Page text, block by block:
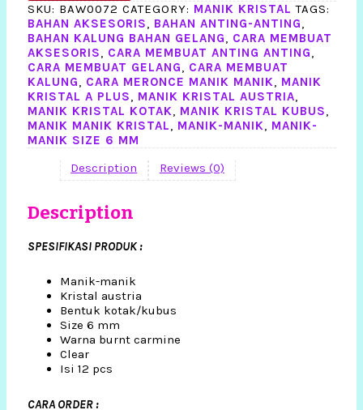
SKU: BAW0072 CATEGORY: MANIK KRISTAL TAGS:
BAHAN AKSESORIS, BAHAN ANTING-ANTING,
BAHAN KALUNG BAHAN GELANG, CARA MEMBUAT
AKSESORIS, CARA MEMBUAT ANTING ANTING,
CARA MEMBUAT GELANG, CARA MEMBUAT
KALUNG, CARA MERONCE MANIK MANIK, MANIK
KRISTAL A PLUS, MANIK KRISTAL AUSTRIA,
MANIK KRISTAL KOTAK, MANIK KRISTAL KUBUS,
MANIK MANIK KRISTAL, MANIK-MANIK, MANIK-
MANIK SIZE 6 MM
Description
Reviews (0)
Description
SPESIFIKASI PRODUK :
Manik-manik
Kristal austria
Bentuk kotak/kubus
Size 6 mm
Warna burnt carmine
Clear
Isi 12 pcs
CARA ORDER :